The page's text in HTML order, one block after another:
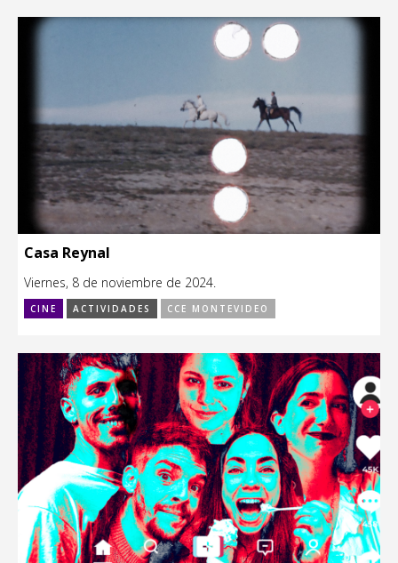
Casa Reynal
Viernes, 8 de noviembre de 2024.
CINE ACTIVIDADES CCE MONTEVIDEO